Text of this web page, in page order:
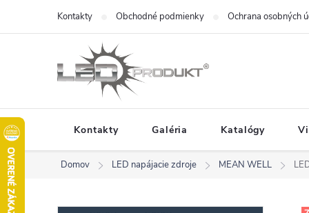
obsah
Kontakty Obchodné podmienky Ochrana osobných
Kontakty Galéria Katalógy
Domov LED napájacie zdroje MEAN WELL